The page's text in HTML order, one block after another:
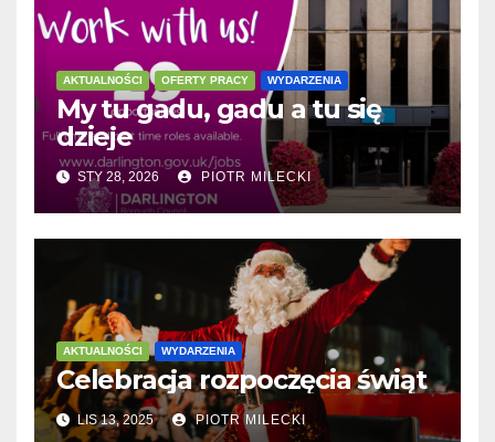
AKTUALNOŚCI OFERTY PRACY WYDARZENIA
My tu gadu, gadu a tu się
dzieje
STY 28, 2026 PIOTR MILECKI
AKTUALNOŚCI WYDARZENIA
Celebracja rozpoczęcia świąt
LIS 13, 2025 PIOTR MILECKI